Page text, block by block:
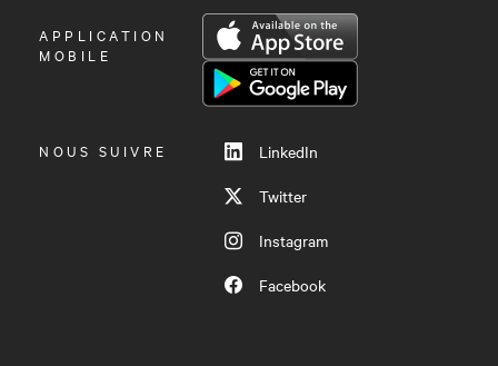
OUVRIR
LE
APPLICATION
MOBILE
NOUS SUIVRE
LinkedIn
Twitter
Instagram
Facebook